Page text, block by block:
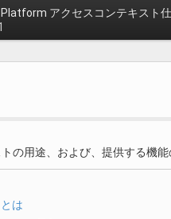
アクセスコンテキスト
の用途、および、提供する機
は